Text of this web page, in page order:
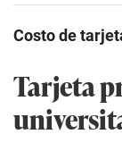
Costo de
Tarjeta